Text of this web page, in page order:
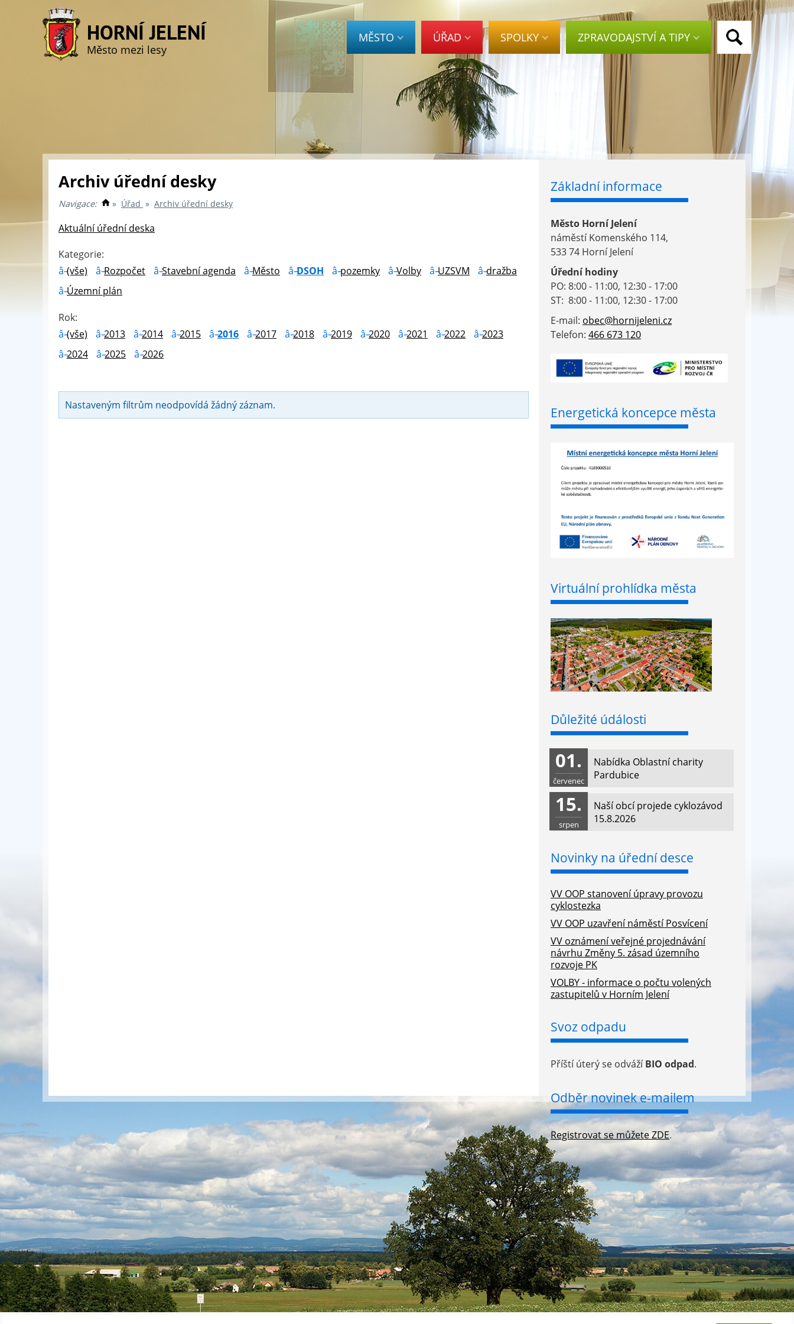
HORNÍ JELENÍ
Město mezi lesy
MĚSTO ÚŘAD SPOLKY ZPRAVODAJSTVÍ A TIPY
Archiv úřední desky
Navigace: » Úřad » Archiv úřední desky
Aktuální úřední deska
Kategorie:
(vše)
Rozpočet Stavební agenda Město DSOH pozemky Volby UZSVM
dražba
Územní plán
Rok:
(vše)
2013 2014 2015 2016 2017 2018 2019 2020 2021 2022
2023
2024
2025 2026
Nastaveným filtrům neodpovídá žádný záznam.
Základní informace
Město Horní Jelení
náměstí Komenského 114,
533 74 Horní Jelení
Úřední hodiny
PO: 8:00 - 11:00, 12:30 - 17:00
ST: 8:00 - 11:00, 12:30 - 17:00
E-mail: obec@hornijeleni.cz
Telefon: 466 673 120
Energetická koncepce města
Virtuální prohlídka města
Důležité údálosti
Nabídka Oblastní charity
Pardubice
01.
červenec
Naší obcí projede cyklozávod
15.8.2026
15.
srpen
Novinky na úřední desce
VV OOP stanovení úpravy provozu
cyklostezka
VV OOP uzavření náměstí Posvícení
VV oznámení veřejné projednávání
návrhu Změny 5. zásad územního
rozvoje PK
VOLBY - informace o počtu volených
zastupitelů v Horním Jelení
Svoz odpadu
Příští úterý se odvážíBIO odpad.
Odběr novinek e-mailem
Registrovat se můžete ZDE.